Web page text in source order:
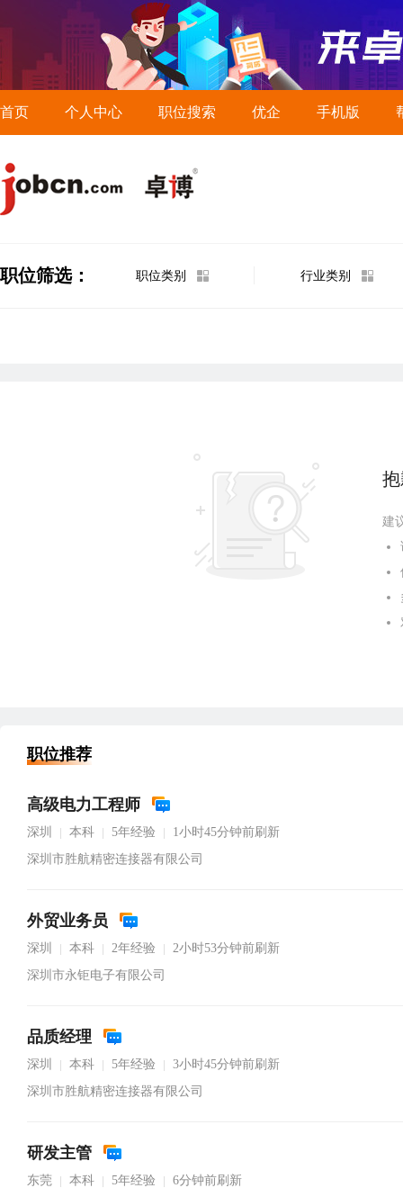
首页 个人中心 职位搜索 优企 手机版
职位筛选： 职位类别 行业类别
建
职位推荐
高级电力工程师
深圳 本科 5年经验
1小时45分钟前刷新
深圳市胜航精密连接器有限公司
外贸业务员
深圳 本科 2年经验
2小时53分钟前刷新
深圳市永钜电子有限公司
品质经理
深圳 本科 5年经验
3小时45分钟前刷新
深圳市胜航精密连接器有限公司
研发主管
东莞 本科 5年经验
6分钟前刷新